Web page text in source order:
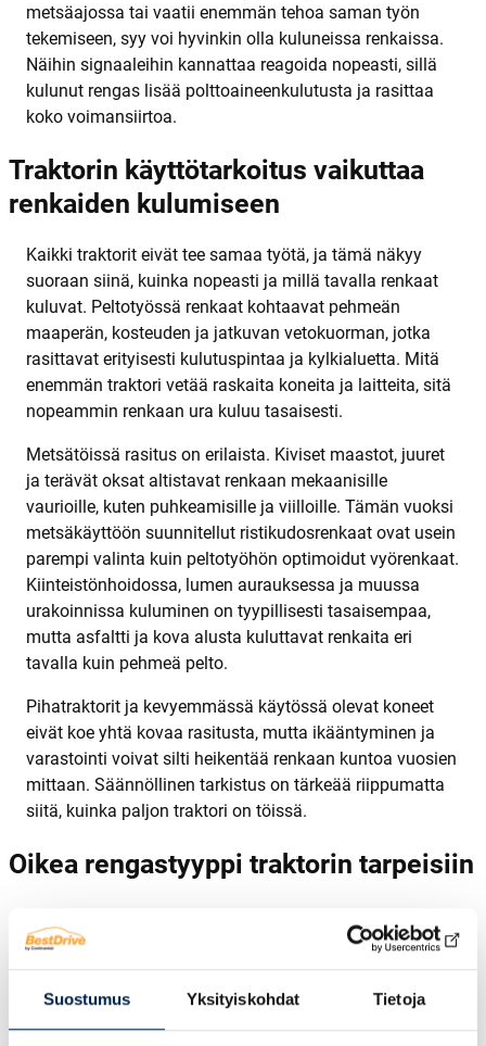
Suostumus Yksityiskohdat Tietoja
metsäajossa tai vaatii enemmän tehoa saman työn
tekemiseen, syy voi hyvinkin olla kuluneissa renkaissa.
Näihin signaaleihin kannattaa reagoida nopeasti, sillä
kulunut rengas lisää polttoaineenkulutusta ja rasittaa
koko voimansiirtoa.
Traktorin käyttötarkoitus vaikuttaa
renkaiden kulumiseen
Kaikki traktorit eivät tee samaa työtä, ja tämä näkyy
suoraan siinä, kuinka nopeasti ja millä tavalla renkaat
kuluvat. Peltotyössä renkaat kohtaavat pehmeän
maaperän, kosteuden ja jatkuvan vetokuorman, jotka
rasittavat erityisesti kulutuspintaa ja kylkialuetta. Mitä
enemmän traktori vetää raskaita koneita ja laitteita, sitä
nopeammin renkaan ura kuluu tasaisesti.
Metsätöissä rasitus on erilaista. Kiviset maastot, juuret
ja terävät oksat altistavat renkaan mekaanisille
vaurioille, kuten puhkeamisille ja viilloille. Tämän vuoksi
metsäkäyttöön suunnitellut ristikudosrenkaat ovat usein
parempi valinta kuin peltotyöhön optimoidut vyörenkaat.
Kiinteistönhoidossa, lumen aurauksessa ja muussa
urakoinnissa kuluminen on tyypillisesti tasaisempaa,
mutta asfaltti ja kova alusta kuluttavat renkaita eri
tavalla kuin pehmeä pelto.
Pihatraktorit ja kevyemmässä käytössä olevat koneet
eivät koe yhtä kovaa rasitusta, mutta ikääntyminen ja
varastointi voivat silti heikentää renkaan kuntoa vuosien
mittaan. Säännöllinen tarkistus on tärkeää riippumatta
siitä, kuinka paljon traktori on töissä.
Oikea rengastyyppi traktorin tarpeisiin
Peltotyöhön parhaiten sopivat vyörenkaat, joiden suuri
kosketuspinta-ala jakaa traktorin painon laajemmalle
alueelle, vähentää maaperän tiivistymistä ja parantaa